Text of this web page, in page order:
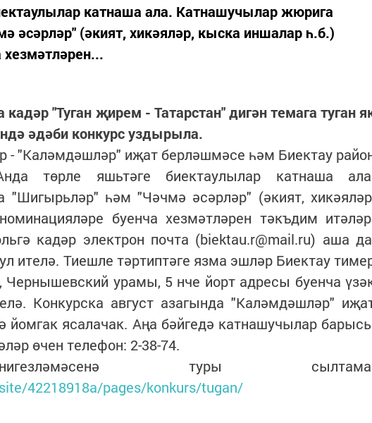
катнаша ала. Катнашучылар жюрига
әсәрләр" (әкият, хикәяләр, кыска иншалар һ.б.)
кадәр "Туган җирем - Татарстан" дигән темага туган
әдәби конкурс уздырыла.
- "Каләмдәшләр" иҗат берләшмәсе һәм Биектау
төрле яшьтәге биектаулылар катнаша
"Шигырьләр" һәм "Чәчмә әсәрләр" (әкият,
буенча хезмәтләрен тәкъдим
кадәр электрон почта (biektau.r@mail.ru) аша
ителә. Тиешле тәртиптәге язма эшләр Биектау
Чернышевский урамы, 5 нче йорт адресы буенча
Конкурска август азагында "Каләмдәшләр"
йомгак ясалачак. Аңа бәйгедә катнашучылар
өчен телефон: 2-38-74.
туры
42218918a/pages/konkurs/tugan/